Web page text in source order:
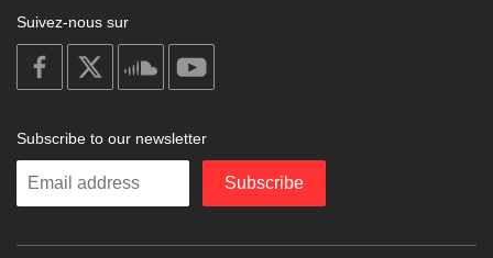
Suivez-nous sur
on
facebook
soundcloud
Subscribe to our newsletter
Enter
Subscribe